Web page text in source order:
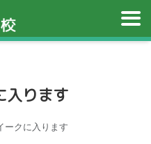
入ります
ークに入ります